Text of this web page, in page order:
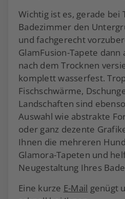
Wichtig ist es, gerade bei
Badezimmer den
und fachgerecht
GlamFusion-Tapete
nach dem Trocknen
komplett wasserfest.
Fischschwärme,
Landschaften sind
Auswahl wie abstrakte
oder ganz dezente
Ihnen die mehreren
Glamora-Tapeten und
Neugestaltung Ihres
Eine kurze E-Mail genügt